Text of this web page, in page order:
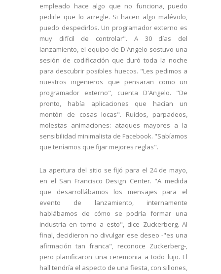
empleado hace algo que no funciona, puedo
pedirle que lo arregle. Si hacen algo malévolo,
puedo despedirlos. Un programador externo es
muy difícil de controlar". A 30 días del
lanzamiento, el equipo de D'Angelo sostuvo una
sesión de codificación que duró toda la noche
para descubrir posibles huecos. "Les pedimos a
nuestros ingenieros que pensaran como un
programador externo", cuenta D'Angelo. "De
pronto, había aplicaciones que hacían un
montón de cosas locas". Ruidos, parpadeos,
molestas animaciones: ataques mayores a la
sensibilidad minimalista de Facebook. "Sabíamos
que teníamos que fijar mejores reglas".
La apertura del sitio se fijó para el 24 de mayo,
en el San Francisco Design Center. "A medida
que desarrollábamos los mensajes para el
evento de lanzamiento, internamente
hablábamos de cómo se podría formar una
industria en torno a esto", dice Zuckerberg. Al
final, decidieron no divulgar ese deseo -"es una
afirmación tan franca", reconoce Zuckerberg-,
pero planificaron una ceremonia a todo lujo. El
hall tendría el aspecto de una fiesta, con sillones,